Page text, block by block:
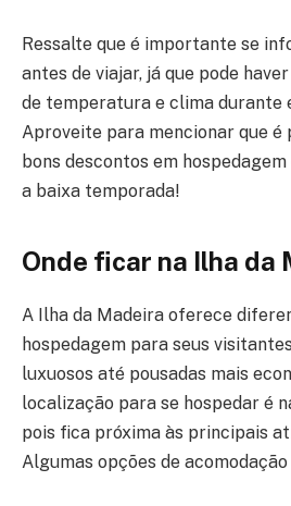
Ressalte que é importante se
antes de viajar, já que pode
de temperatura e clima durante
Aproveite para mencionar que é
bons descontos em
a baixa temporada!
Onde ficar na Ilha da
A Ilha da Madeira oferece
hospedagem para seus
luxuosos até pousadas mais
localização para se hospedar é
pois fica próxima às principais
Algumas opções de